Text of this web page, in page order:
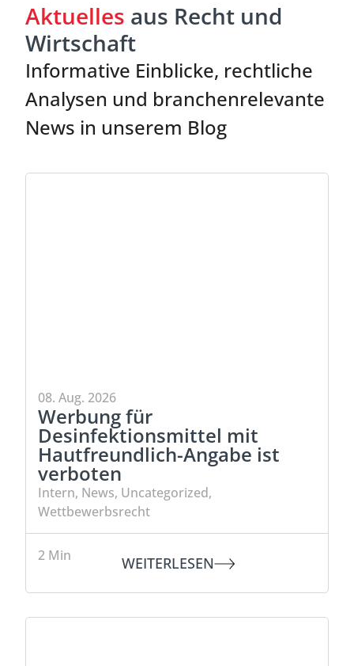
Aktuelles aus Recht und
Wirtschaft
Informative Einblicke, rechtliche
Analysen und branchenrelevante
News in unserem Blog
08. Aug. 2026
Werbung für
Desinfektionsmittel mit
Hautfreundlich-Angabe ist
verboten
Intern, News, Uncategorized,
Wettbewerbsrecht
2 Min WEITERLESEN